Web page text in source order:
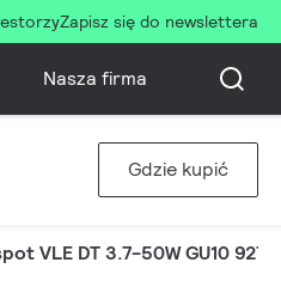
Zapisz się do newslettera
Nasza firma
Gdzie kupić
VLE DT 3.7-50W GU10 927